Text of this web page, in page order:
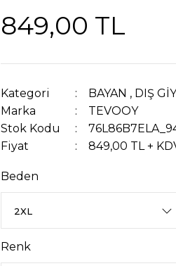
849,00 TL
Kategori BAYAN , DIŞ
Marka
TEVOOY
Stok Kodu
Fiyat
849,00 TL +
Beden
Renk